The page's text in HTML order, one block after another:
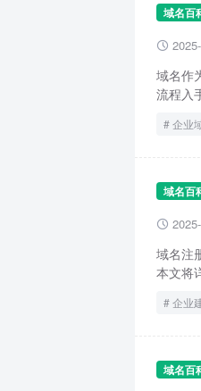
域名百

域名作
流程入
企业
域名百

域名注
本文将
企业
域名百